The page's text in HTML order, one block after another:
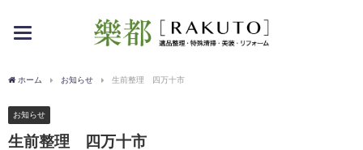
toggle
ホーム お知らせ 生前整理 四万十市
お知らせ
生前整理 四万十市